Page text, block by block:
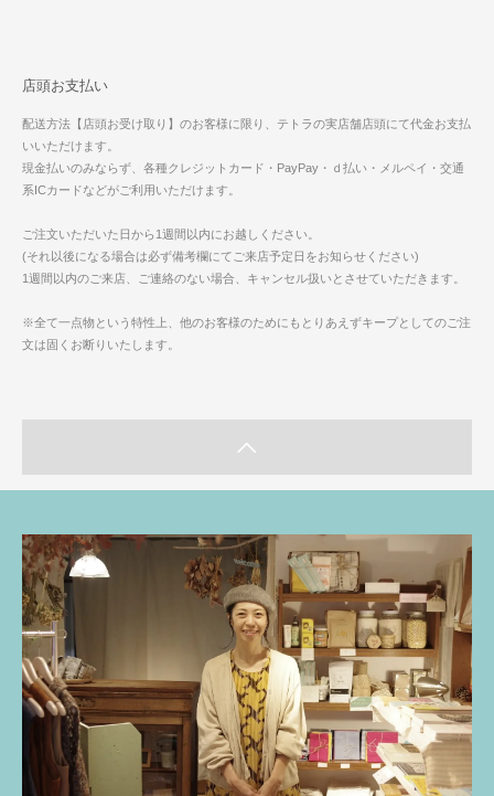
店頭お支払い
配送方法【店頭お受け取り】のお客様に限り、テトラの実店舗店頭にて代金お支払
いいただけます。
現金払いのみならず、各種クレジットカード・PayPay・ｄ払い・メルペイ・交通
系ICカードなどがご利用いただけます。
ご注文いただいた日から1週間以内にお越しください。
(それ以後になる場合は必ず備考欄にてご来店予定日をお知らせください)
1週間以内のご来店、ご連絡のない場合、キャンセル扱いとさせていただきます。
※全て一点物という特性上、他のお客様のためにもとりあえずキープとしてのご注
文は固くお断りいたします。